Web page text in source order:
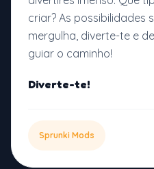
criar? As possibilidades
mergulha, diverte-te e
guiar o caminho!
Diverte-te!
Sprunki Mods